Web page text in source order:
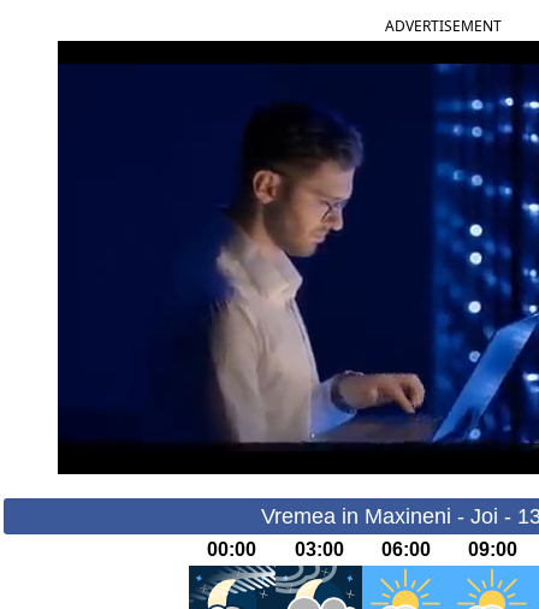
ADVERTISEMENT
Vremea in Maxineni - Joi -
00:00 03:00 06:00 09:00